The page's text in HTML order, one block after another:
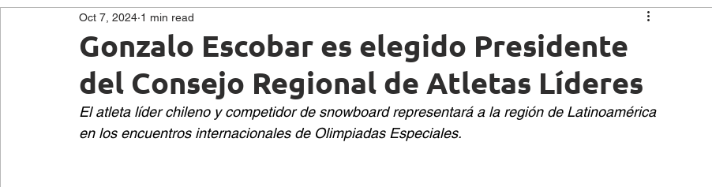
ODS y Política Pública Empleo Género
Snowboard Equitación Discapacidad Intelectual Síndrome de Down Coronavirus
Gonzalo Escobar es elegido Presidente
del Consejo Regional de Atletas Líderes
Oct 7, 2024 1 min read
El atleta líder chileno y competidor de snowboard representará a la región de Latinoamérica
en los encuentros internacionales de Olimpiadas Especiales.